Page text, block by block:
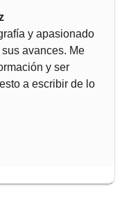
y apasionado
avances. Me
y ser
a escribir de lo